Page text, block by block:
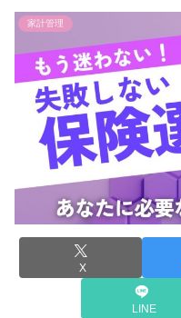
家計管理
X
LINE